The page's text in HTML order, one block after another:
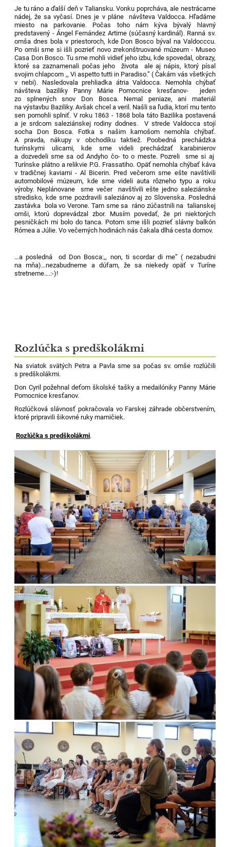
Je tu ráno a ďalší deň v Taliansku. Vonku poprcháva, ale nestrácame
nádej, že sa vyčasí. Dnes je v pláne návšteva Valdocca. Hľadáme
miesto na parkovanie. Počas toho nám kýva bývalý hlavný
predstavený - Ángel Fernández Artime (súčasný kardinál). Ranná sv.
omša dnes bola v priestoroch, kde Don Bosco býval na Valdocccu.
Po omši sme si išli pozrieť novo zrekonštruované múzeum - Museo
Casa Don Bosco. Tu sme mohli vidieť jeho izbu, kde spovedal, obrazy,
ktoré sa zaznamenali počas jeho života ale aj nápis, ktorý písal
svojim chlapcom ,, Vi aspetto tutti in Paradiso.” ( Čakám vás všetkých
v nebi). Nasledovala prehliadka átria Valdocca. Nemohla chýbať
návšteva baziliky Panny Márie Pomocnice kresťanov- jeden
zo splnených snov Don Bosca. Nemal peniaze, ani materiál
na výstavbu Baziliky. Avšak chcel a veril. Našli sa ľudia, ktorí mu tento
sen pomohli splniť. V roku 1863 - 1868 bola táto Bazilika postavená
a je srdcom saleziánskej rodiny dodnes. V strede Valdocca stojí
socha Don Bosca. Fotka s našim kamošom nemohla chýbať.
A pravda, nákupy v obchodíku taktiež. Poobedná prechádzka
turínskymi ulicami, kde sme videli prechádzať karabinierov
a dozvedeli sme sa od Andyho čo- to o meste. Pozreli sme si aj
Turínske plátno a relikvie P.G. Frassatiho. Opäť nemohla chýbať káva
v tradičnej kaviarni - Al Bicerin. Pred večerom sme ešte navštívili
automobilové múzeum, kde sme videli auta rôzneho typu a roku
výroby. Neplánovane sme večer navštívili ešte jedno saleziánske
stredisko, kde sme pozdravili saleziánov aj zo Slovenska. Posledná
zastávka bola vo Verone. Tam sme sa ráno zúčastnili na talianskej
omši, ktorú doprevádzal zbor. Musím povedať, že pri niektorých
pesničkách mi bolo do tanca. Potom sme išli pozrieť slávny balkón
Rómea a Júlie. Vo večerných hodinách nás čakala dlhá cesta domov.
…a posledná od Don Bosca:,, non, ti scordar di me” ( nezabudni
na mňa)…nezabudneme a dúfam, že sa niekedy opäť v Turíne
stretneme….:-)!
Rozlúčka s predškolákmi
Na sviatok svätých Petra a Pavla sme sa počas sv. omše rozlúčili
s predškolákmi.
Don Cyril požehnal deťom školské tašky a medailóniky Panny Márie
Pomocnice kresťanov.
Rozlúčková slávnosť pokračovala vo Farskej záhrade občerstvením,
ktoré pripravili šikovné ruky mamičiek.
Rozlúčka s predškolákmi.